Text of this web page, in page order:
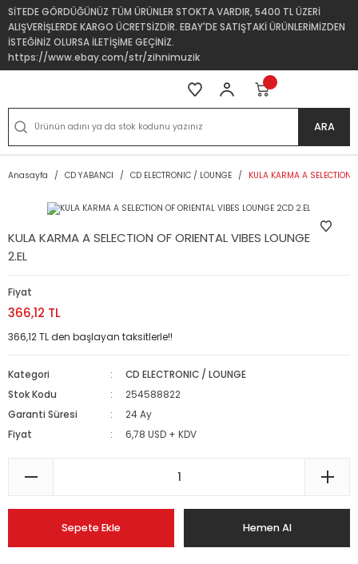
SİTEDE GÖRDÜĞÜNÜZ TÜM ÜRÜNLER STOKTA VARDIR, 5400 TL ÜZERİ
ALIŞVERİŞLERDE KARGO ÜCRETSİZDİR. EBAY'DE SATIŞTAKİ ÜRÜNLERİMİZDEN
İSTEĞİNİZ OLURSA İLETİŞİME GEÇİNİZ.
https://www.ebay.com/str/zihnimuzik
ARA
Anasayfa CD YABANCI CD ELECTRONIC / LOUNGE KULA KARMA A SELECTION
KULA KARMA A SELECTION OF ORIENTAL VIBES LOUNGE 2CD
2.EL
Fiyat
366,12 TL
366,12 TL den başlayan taksitlerle!!
Kategori
CD ELECTRONIC / LOUNGE
Stok Kodu
254588822
Garanti Süresi
24 Ay
Fiyat
6,78 USD + KDV
Sepete Ekle Hemen Al